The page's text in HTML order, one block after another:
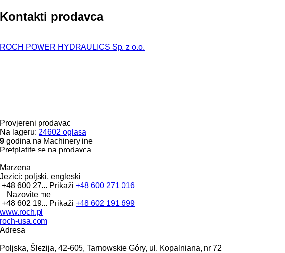
Kontakti prodavca
ROCH POWER HYDRAULICS Sp. z o.o.
Provjereni prodavac
Na lageru: 24602 oglasa
9 godina na Machineryline
Pretplatite se na prodavca
Marzena
Jezici: poljski, engleski
+48 600 27... Prikaži +48 600 271 016
Nazovite me
+48 602 19... Prikaži +48 602 191 699
www.roch.pl
roch-usa.com
Adresa
Poljska, Šlezija, 42-605, Tarnowskie Góry, ul. Kopalniana, nr 72